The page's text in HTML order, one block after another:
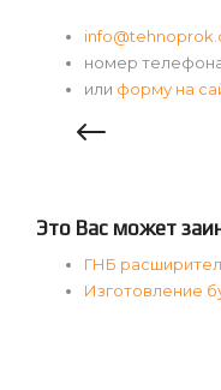
номер
или форму на
Это Вас может
ГНБ
Изготовление